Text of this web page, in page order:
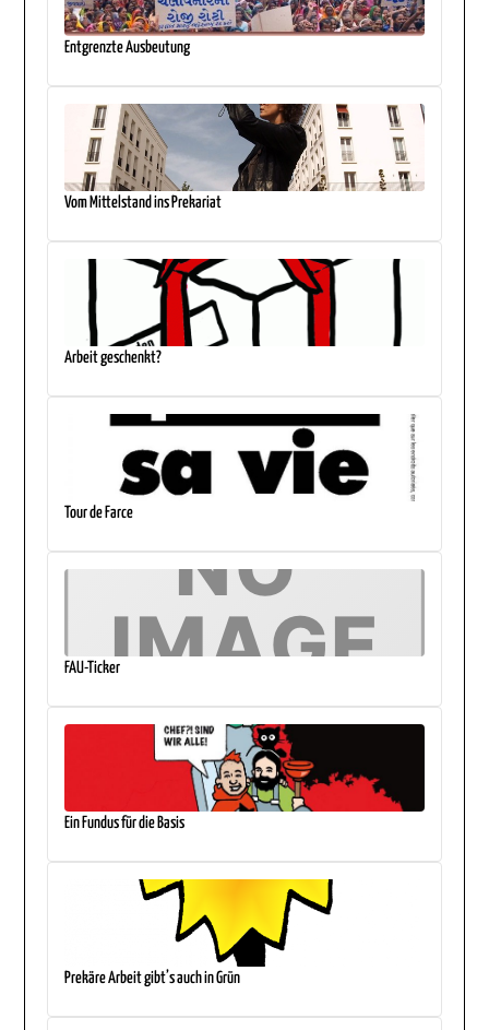
Entgrenzte Ausbeutung
Vom Mittelstand ins Prekariat
Arbeit geschenkt?
Tour de Farce
FAU-Ticker
Ein Fundus für die Basis
Prekäre Arbeit gibt’s auch in Grün